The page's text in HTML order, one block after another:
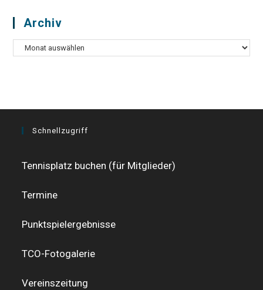
Archiv
Archiv
Schnellzugriff
Tennisplatz buchen (für Mitglieder)
Termine
Punktspielergebnisse
TCO-Fotogalerie
Vereinszeitung